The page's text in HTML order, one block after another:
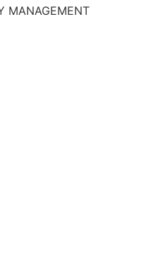
MANAGEMENT